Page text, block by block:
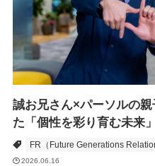
誠お兄さん×パーソルの
た「個性を彩り育む未来
FR（Future Generations
2026.06.16